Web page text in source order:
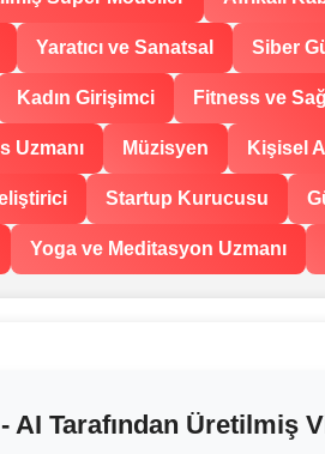
Yaratıcı ve Sanatsal Siber
Kadın Girişimci Fitness ve
Uzmanı Müzisyen Kişisel
Startup Kurucusu
Yoga ve Meditasyon Uzmanı
AI Tarafından Üretilmiş